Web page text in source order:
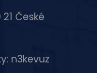
České
n3kevuz